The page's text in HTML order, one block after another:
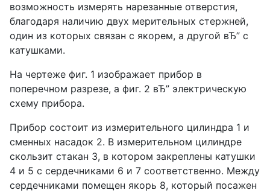
возможность измерять нарезанные отверстия,
благодаря наличию двух мерительных стержней,
один из которых связан с якорем, а другой вЂ” с
катушками.
На чертеже фиг. 1 изображает прибор в
поперечном разрезе, а фиг. 2 вЂ” электрическую
схему прибора.
Прибор состоит из измерительного цилиндра 1 и
сменных насадок 2. В измерительном цилиндре
скользит стакан 3, в котором закреплены катушки
4 и 5 с сердечниками 6 и 7 соответственно. Между
сердечниками помещен якорь 8, который посажен